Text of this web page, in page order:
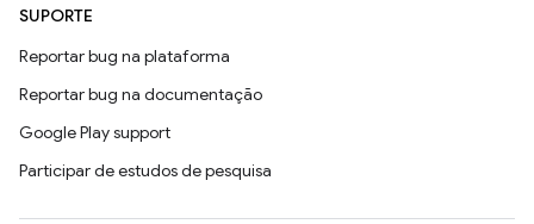
SUPORTE
Reportar bug na plataforma
Reportar bug na documentação
Google Play support
Participar de estudos de pesquisa